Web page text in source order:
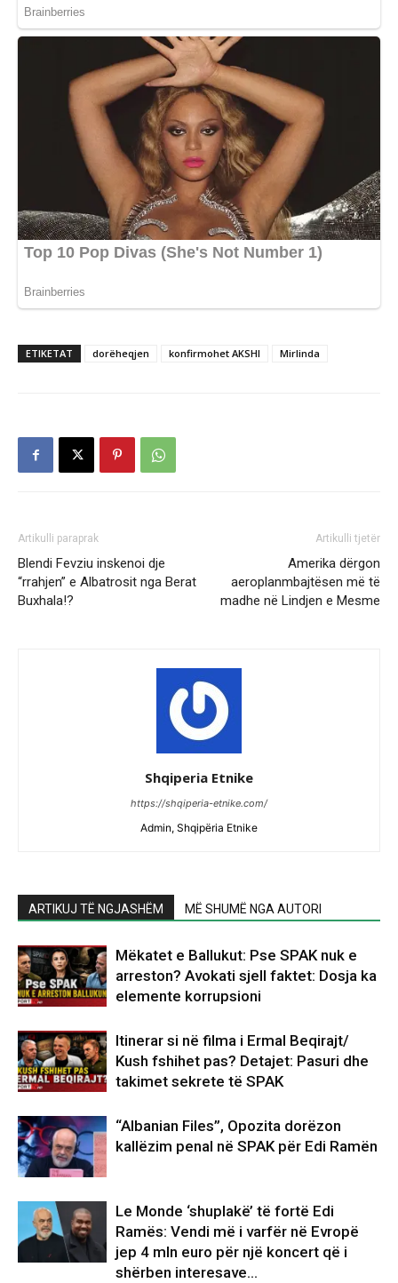
ETIKETAT dorëheqjen konfirmohet AKSHI Mirlinda
Artikulli paraprak
Blendi Fevziu inskenoi dje
“rrahjen” e Albatrosit nga Berat
Buxhala!?
Artikulli tjetër
Amerika dërgon
aeroplanmbajtësen më të
madhe në Lindjen e Mesme
Shqiperia Etnike
https://shqiperia-etnike.com/
Admin, Shqipëria Etnike
ARTIKUJ TË NGJASHËM MË SHUMË NGA AUTORI
Mëkatet e Ballukut: Pse SPAK nuk e
arreston? Avokati sjell faktet: Dosja ka
elemente korrupsioni
Itinerar si në filma i Ermal Beqirajt/
Kush fshihet pas? Detajet: Pasuri dhe
takimet sekrete të SPAK
“Albanian Files”, Opozita dorëzon
kallëzim penal në SPAK për Edi Ramën
Le Monde ‘shuplakë’ të fortë Edi
Ramës: Vendi më i varfër në Evropë
jep 4 mln euro për një koncert që i
shërben interesave...